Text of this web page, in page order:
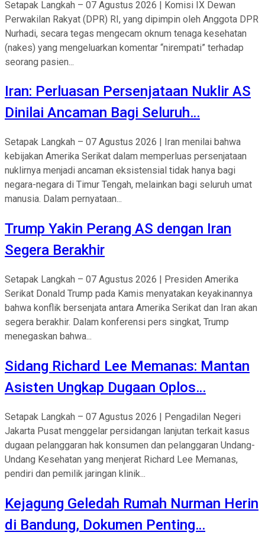
Setapak Langkah – 07 Agustus 2026 | Komisi IX Dewan
Perwakilan Rakyat (DPR) RI, yang dipimpin oleh Anggota DPR
Nurhadi, secara tegas mengecam oknum tenaga kesehatan
(nakes) yang mengeluarkan komentar “nirempati” terhadap
seorang pasien...
Iran: Perluasan Persenjataan Nuklir AS
Dinilai Ancaman Bagi Seluruh…
Setapak Langkah – 07 Agustus 2026 | Iran menilai bahwa
kebijakan Amerika Serikat dalam memperluas persenjataan
nuklirnya menjadi ancaman eksistensial tidak hanya bagi
negara-negara di Timur Tengah, melainkan bagi seluruh umat
manusia. Dalam pernyataan...
Trump Yakin Perang AS dengan Iran
Segera Berakhir
Setapak Langkah – 07 Agustus 2026 | Presiden Amerika
Serikat Donald Trump pada Kamis menyatakan keyakinannya
bahwa konflik bersenjata antara Amerika Serikat dan Iran akan
segera berakhir. Dalam konferensi pers singkat, Trump
menegaskan bahwa...
Sidang Richard Lee Memanas: Mantan
Asisten Ungkap Dugaan Oplos…
Setapak Langkah – 07 Agustus 2026 | Pengadilan Negeri
Jakarta Pusat menggelar persidangan lanjutan terkait kasus
dugaan pelanggaran hak konsumen dan pelanggaran Undang-
Undang Kesehatan yang menjerat Richard Lee Memanas,
pendiri dan pemilik jaringan klinik...
Kejagung Geledah Rumah Nurman Herin
di Bandung, Dokumen Penting…